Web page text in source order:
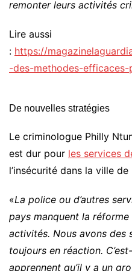
remonter leurs activités
Lire aussi
: https://
-des-methodes-
De nouvelles stratégies
Le criminologue Philly
est dur pour les services
l’insécurité dans la ville de
«La police ou d’autres
pays manquent la réforme
activités. Nous avons des
toujours en réaction.
apprennent qu’il y a un